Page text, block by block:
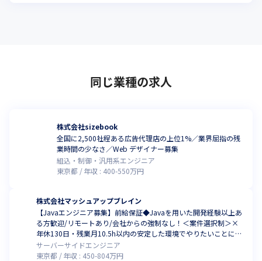
同じ業種の求人
株式会社sizebook
全国に2,500社程ある広告代理店の上位1%／業界屈指の残
業時間の少なさ／Web デザイナー募集
組込・制御・汎用系エンジニア
東京都
年収 : 400-550万円
株式会社マッシュアップブレイン
【Javaエンジニア募集】前給保証◆Javaを用いた開発経験以上あ
る方歓迎/リモートあり/会社からの強制なし！＜案件選択制＞×
年休130日・残業月10.5h以内の安定した環境でやりたいことに挑
戦！ランチ代補助あり
サーバーサイドエンジニア
東京都
年収 : 450-804万円